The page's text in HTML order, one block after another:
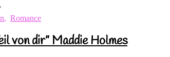
, Romance
von dir” Maddie Holmes